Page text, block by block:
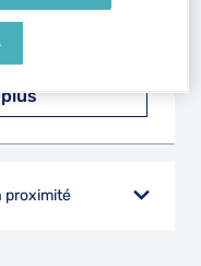
proximité